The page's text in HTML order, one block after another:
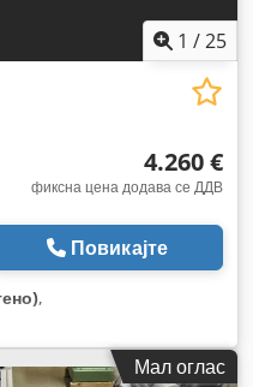
1 /25
4.260 €
фиксна цена додава се ДДВ
Повикајте
,
Мал оглас